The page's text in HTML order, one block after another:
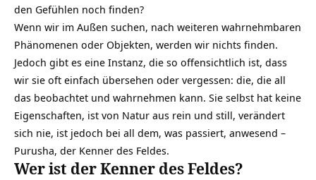
den Gefühlen noch finden?
Wenn wir im Außen suchen, nach weiteren wahrnehmbaren
Phänomenen oder Objekten, werden wir nichts finden.
Jedoch gibt es eine Instanz, die so offensichtlich ist, dass
wir sie oft einfach übersehen oder vergessen: die, die all
das beobachtet und wahrnehmen kann. Sie selbst hat keine
Eigenschaften, ist von Natur aus rein und still, verändert
sich nie, ist jedoch bei all dem, was passiert, anwesend –
Purusha, der Kenner des Feldes.
Wer ist der Kenner des Feldes?